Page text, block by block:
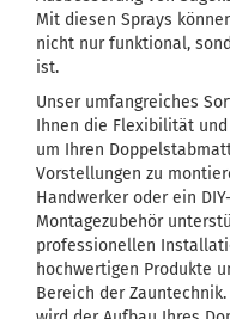
Mit diesen Sprays
nicht nur funktional,
ist.
Unser umfangreiches
Ihnen die Flexibilität
um Ihren
Vorstellungen zu
Handwerker oder ein
Montagezubehör
professionellen
hochwertigen Produkte
Bereich der